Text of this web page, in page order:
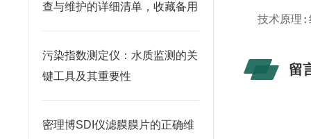
查与维护的详细清单，收藏备用
污染指数测定仪：水质监测的关
键工具及其重要性
密理博SDI仪滤膜膜片的正确维
技术原理:
留